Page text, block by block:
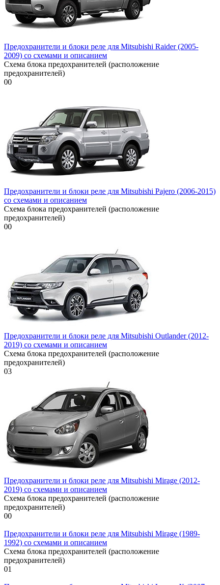
Предохранители и блоки реле для Mitsubishi Raider (2005-
2009) со схемами и описанием
Схема блока предохранителей (расположение
предохранителей)
00
Предохранители и блоки реле для Mitsubishi Pajero (2006-2015)
со схемами и описанием
Схема блока предохранителей (расположение
предохранителей)
00
Предохранители и блоки реле для Mitsubishi Outlander (2012-
2019) со схемами и описанием
Схема блока предохранителей (расположение
предохранителей)
03
Предохранители и блоки реле для Mitsubishi Mirage (2012-
2019) со схемами и описанием
Схема блока предохранителей (расположение
предохранителей)
00
Предохранители и блоки реле для Mitsubishi Mirage (1989-
1992) со схемами и описанием
Схема блока предохранителей (расположение
предохранителей)
01